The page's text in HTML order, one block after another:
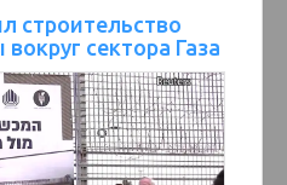
строительство
сектора Газа